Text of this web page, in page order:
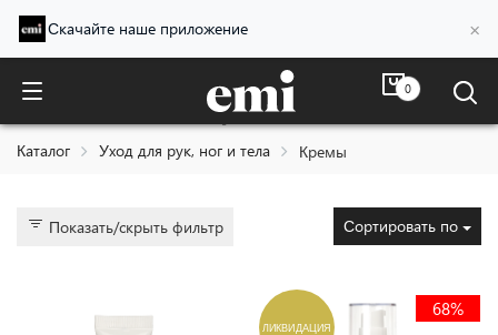
Скачайте наше приложение ×
0
Кремы
Каталог Уход для рук, ног и тела Кремы
Показать/скрыть фильтр Сортировать по
ЛИКВИДАЦИЯ
68%